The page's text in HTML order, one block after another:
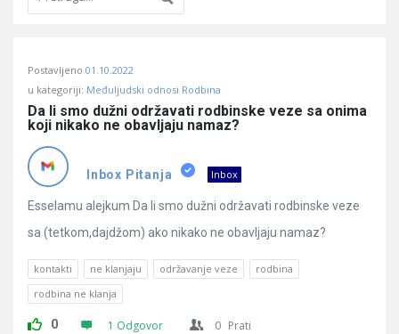
Učene
Latest
Pitanja
Postavljeno 01.10.2022
u kategoriji: Međuljudski odnosi Rodbina
Da li smo dužni održavati rodbinske veze sa onima
koji nikako ne obavljaju namaz?
Inbox Pitanja Inbox
Esselamu alejkum Da li smo dužni održavati rodbinske veze
sa (tetkom,dajdžom) ako nikako ne obavljaju namaz?
kontakti ne klanjaju održavanje veze
rodbina
rodbina ne klanja
0 1 Odgovor 0 Prati